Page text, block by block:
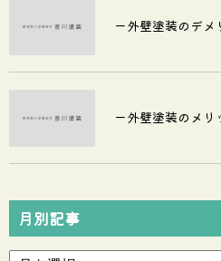
ー外壁塗装のデ
ー外壁塗装のメ
月別記事